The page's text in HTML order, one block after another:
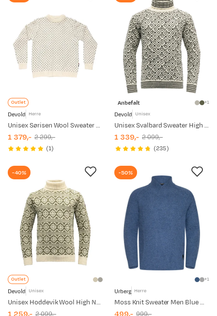
Outlet
Devold Herre
Unisex Sørisen Wool Sweater Raw White
discounted
price
1 379,-
original
price
2 299,-
(1)
Anbefalt 1
Devold Unisex
Unisex Svalbard Sweater High Neck Offwhite/Anthracite
discounted
price
1 339,-
original
price
2 099,-
(235)
Outlet
Devold Unisex
Unisex Hoddevik Wool High Neck Off White
-40%
2 099,-
1
Urberg Herre
Moss Knit Sweater Men Blue Melange
-50%
999,-